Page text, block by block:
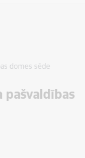
domes sēde
pašvaldības